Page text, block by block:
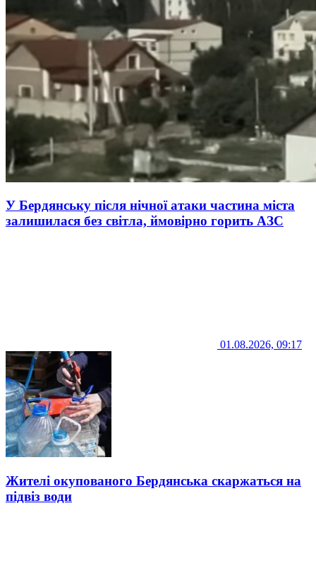
У Бердянську після нічної атаки частина міста
залишилася без світла, ймовірно горить АЗС
01.08.2026, 09:17
Жителі окупованого Бердянська скаржаться на
підвіз води